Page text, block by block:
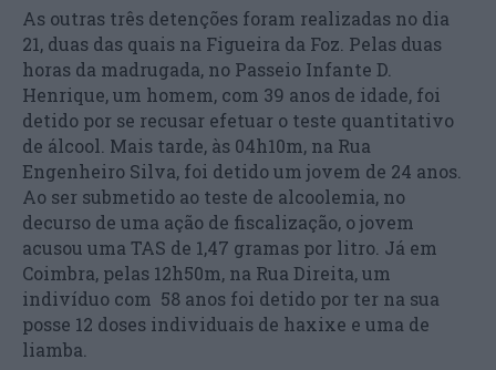
As outras três detenções foram realizadas no dia
21, duas das quais na Figueira da Foz. Pelas duas
horas da madrugada, no Passeio Infante D.
Henrique, um homem, com 39 anos de idade, foi
detido por se recusar efetuar o teste quantitativo
de álcool. Mais tarde, às 04h10m, na Rua
Engenheiro Silva, foi detido um jovem de 24 anos.
Ao ser submetido ao teste de alcoolemia, no
decurso de uma ação de fiscalização, o jovem
acusou uma TAS de 1,47 gramas por litro. Já em
Coimbra, pelas 12h50m, na Rua Direita, um
indivíduo com 58 anos foi detido por ter na sua
posse 12 doses individuais de haxixe e uma de
liamba.